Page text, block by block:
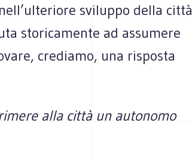
sviluppo della città
storicamente ad assumere
crediamo, una risposta
alla città un autonomo